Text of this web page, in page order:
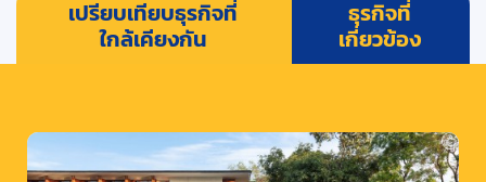
เปรียบเทียบธุรกิจที่
ใกล้เคียงกัน
ธุรกิจที่
เกี่ยวข้อง